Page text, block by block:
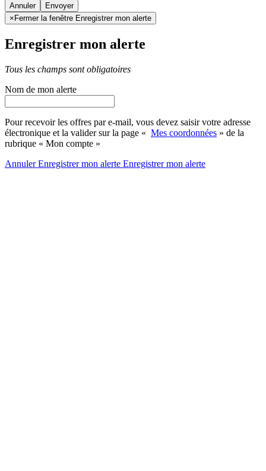
Annuler
× Fermer la fenêtre Enregistrer mon alerte
Enregistrer mon alerte
Tous les champs sont obligatoires
Nom de mon alerte
Pour recevoir les offres par e-mail, vous devez saisir votre adresse
électronique et la valider sur la page « Mes coordonnées » de la
rubrique « Mon compte »
AnnulerEnregistrer mon alerte Enregistrermon alerte